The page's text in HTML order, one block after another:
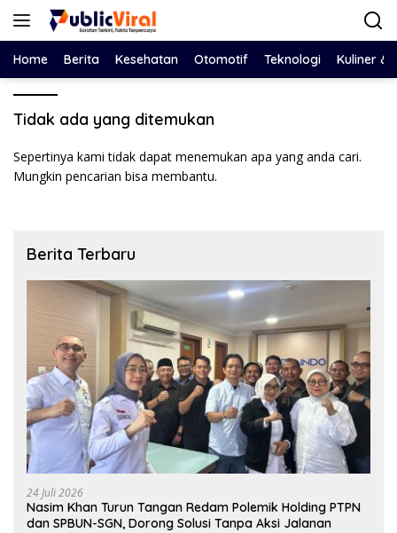
Langsung
Home Berita Kesehatan Otomotif Teknologi Kuliner &
Tidak ada yang ditemukan
Sepertinya kami tidak dapat menemukan apa yang anda cari.
Mungkin pencarian bisa membantu.
Berita Terbaru
24 Juli 2026
Nasim Khan Turun Tangan Redam Polemik Holding PTPN
dan SPBUN-SGN, Dorong Solusi Tanpa Aksi Jalanan